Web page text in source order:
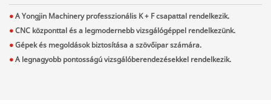
●A Yongjin Machinery professzionális K + F csapattal rendelkezik.
●CNC központtal és a legmodernebb vizsgálógéppel rendelkezünk.
●Gépek és megoldások biztosítása a szövőipar számára.
●A legnagyobb pontosságú vizsgálóberendezésekkel rendelkezik.